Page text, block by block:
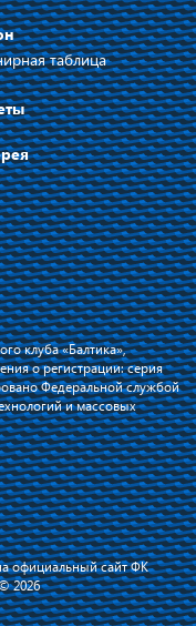
таблица
клуба «Балтика»,
о регистрации: серия
Федеральной службой
и массовых
официальный сайт ФК
2026